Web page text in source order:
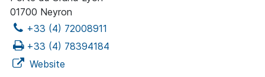
01700 Neyron
+33 (4) 72008911
+33 (4) 78394184
Website